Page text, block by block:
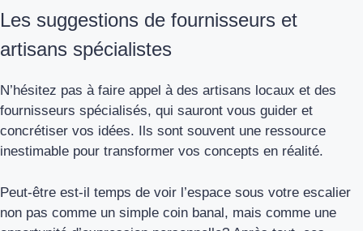
Les suggestions de fournisseurs et
artisans spécialistes
N’hésitez pas à faire appel à des artisans locaux et des
fournisseurs spécialisés, qui sauront vous guider et
concrétiser vos idées. Ils sont souvent une ressource
inestimable pour transformer vos concepts en réalité.
Peut-être est-il temps de voir l’espace sous votre escalier
non pas comme un simple coin banal, mais comme une